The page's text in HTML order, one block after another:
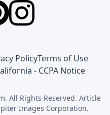
PolicyTerms of Use
- CCPA Notice
All Rights Reserved. Article
Images Corporation.